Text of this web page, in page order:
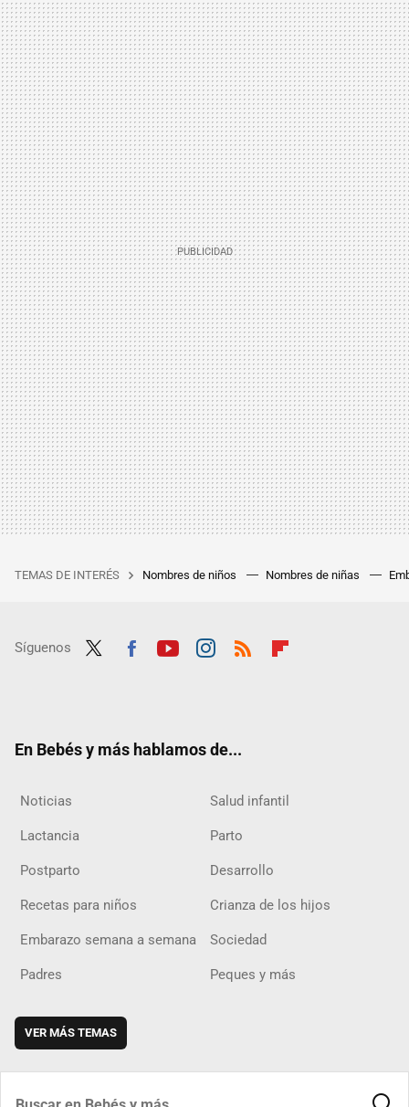
TEMAS DE INTERÉS Nombres de niños Nombres de niñas
Síguenos
En Bebés y más hablamos de...
Noticias Salud infantil
Lactancia Parto
Postparto Desarrollo
Recetas para niños Crianza de los hijos
Embarazo semana a semana Sociedad
Padres Peques y más
VER MÁS TEMAS